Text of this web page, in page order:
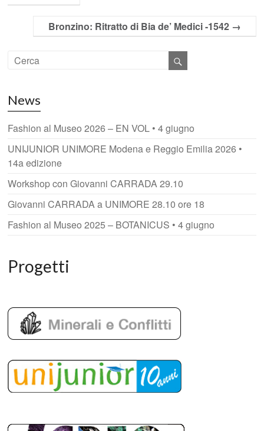
Bronzino: Ritratto di Bia de’ Medici -1542 →
News
Fashion al Museo 2026 – EN VOL • 4 giugno
UNIJUNIOR UNIMORE Modena e Reggio Emilia 2026 •
14a edizione
Workshop con Giovanni CARRADA 29.10
Giovanni CARRADA a UNIMORE 28.10 ore 18
Fashion al Museo 2025 – BOTANICUS • 4 giugno
Progetti